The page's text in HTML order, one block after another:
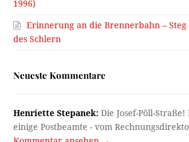
1996)
Erinnerung an die Brennerbahn – Steg
des Schlern
Neueste Kommentare
Henriette Stepanek: Die Josef-Pöll-
einige Postbeamte - vom